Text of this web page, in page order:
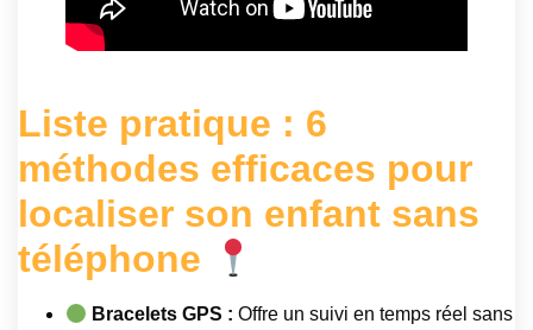
Liste pratique : 6
méthodes efficaces pour
localiser son enfant sans
téléphone
Bracelets GPS : Offre un suivi en temps réel sans